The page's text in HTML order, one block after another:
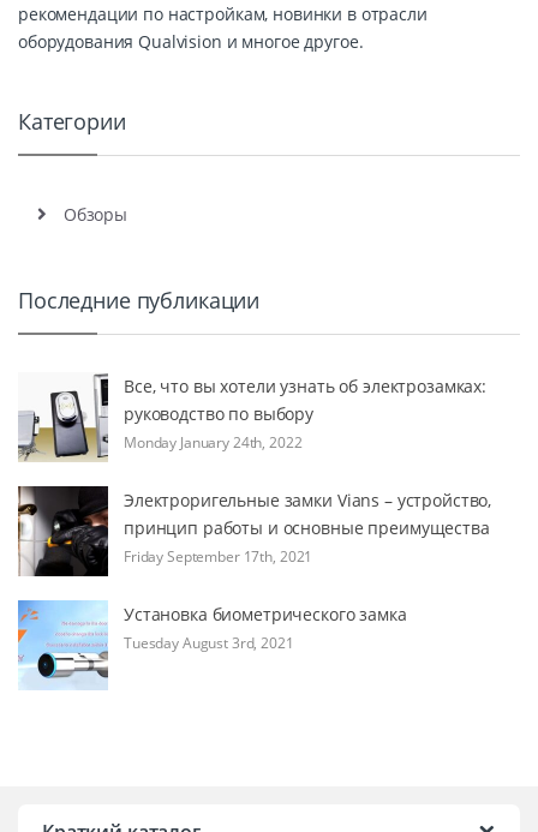
рекомендации по настройкам, новинки в отрасли
оборудования Qualvision и многое другое.
Категории
Обзоры
Последние публикации
Все, что вы хотели узнать об электрозамках:
руководство по выбору
Monday January 24th, 2022
Электроригельные замки Vians – устройство,
принцип работы и основные преимущества
Friday September 17th, 2021
Установка биометрического замка
Tuesday August 3rd, 2021